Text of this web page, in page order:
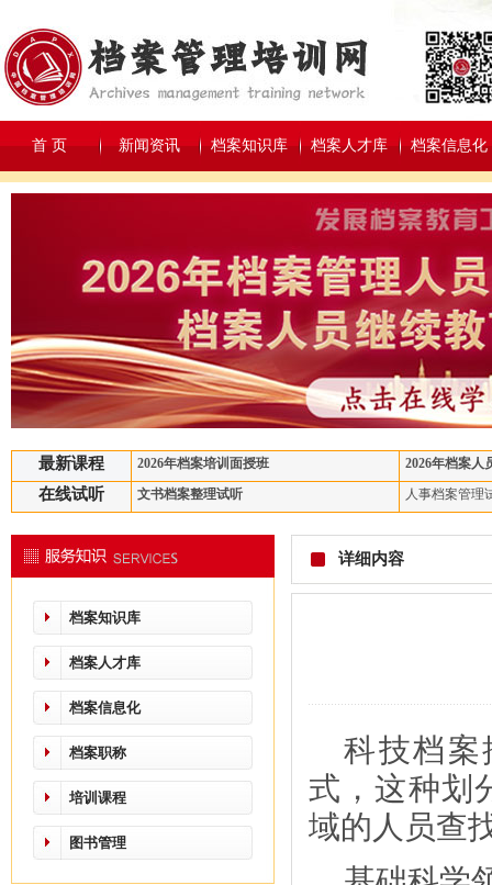
首 页 新闻资讯 档案知识库 档案人才库 档案信息化
最新课程 2026年档案培训面授班 2026年档案人
在线试听 文书档案整理试听 人事档案管理
档案知识库
档案人才库
档案信息化
档案职称
培训课程
图书管理
详细内容
科技档案
式，这种划
域的人员查